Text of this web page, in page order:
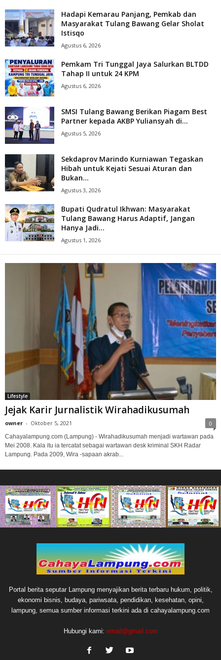
Hadapi Kemarau Panjang, Pemkab dan
Masyarakat Tulang Bawang Gelar Sholat
Istisqo
Agustus 6, 2026
Pemkam Tri Tunggal Jaya Salurkan BLTDD
Tahap II untuk 24 KPM
Agustus 6, 2026
SMSI Tulang Bawang Berikan Piagam Best
Partner kepada AKBP Yuliansyah di...
Agustus 5, 2026
Sekdaprov Marindo Kurniawan Tegaskan
Hibah untuk Kejati Sesuai Aturan dan
Bukan...
Agustus 3, 2026
Bupati Qudratul Ikhwan: Masyarakat
Tulang Bawang Harus Adaptif, Jangan
Hanya Jadi...
Agustus 1, 2026
Lifestyle
Jejak Karir Jurnalistik Wirahadikusumah
owner - Oktober 5, 2021 0
Cahayalampung.com (Lampung) - Wirahadikusumah menjadi wartawan pada
Mei 2008. Kala itu ia tercatat sebagai wartawan desk kriminal SKH Radar
Lampung. Pada 2009, Wira -sapaan akrab...
Portal berita seputar Lampung menyajikan berita terbaru hukum, politik,
ekonomi bisnis, budaya, pariwsata, pendidikan, kesehatan, opini,
lampung, semua sumber informasi terkini ada di cahayalampung.com
Hubungi kami: email@gmail.com